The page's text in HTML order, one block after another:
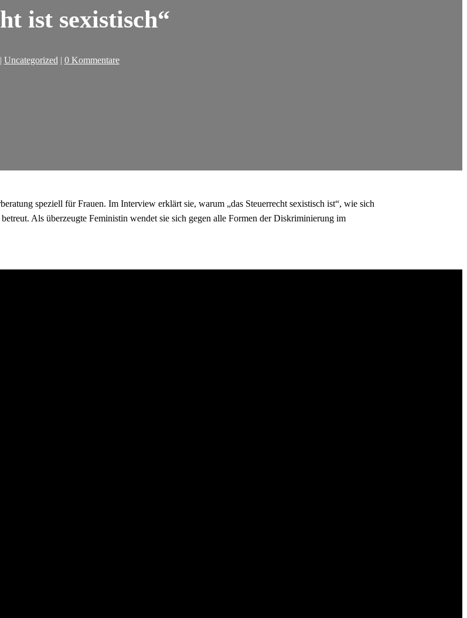
ist sexistisch“
Uncategorized| 0 Kommentare
speziell für Frauen. Im Interview erklärt sie, warum „das Steuerrecht sexistisch ist“, wie sich
Als überzeugte Feministin wendet sie sich gegen alle Formen der Diskriminierung im